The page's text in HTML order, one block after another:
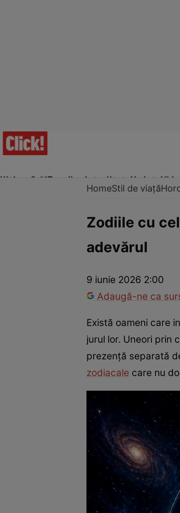
Ultima Oră!Trending Actualitate Vedete Video
Dragoste și Sex
HomeStil de viață
Zodiile cu
adevărul
9 iunie 2026 2:00
Adaugă-ne ca
Există oameni care
jurul lor. Uneori prin
prezență separată
zodiacale care nu